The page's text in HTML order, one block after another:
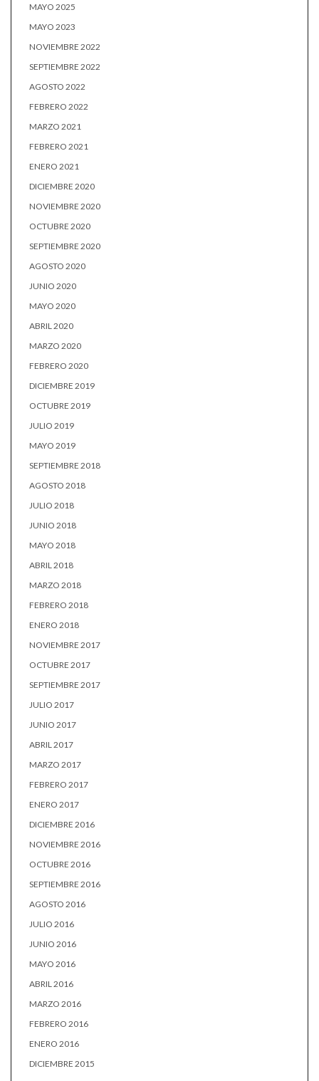
MAYO 2025
MAYO 2023
NOVIEMBRE 2022
SEPTIEMBRE 2022
AGOSTO 2022
FEBRERO 2022
MARZO 2021
FEBRERO 2021
ENERO 2021
DICIEMBRE 2020
NOVIEMBRE 2020
OCTUBRE 2020
SEPTIEMBRE 2020
AGOSTO 2020
JUNIO 2020
MAYO 2020
ABRIL 2020
MARZO 2020
FEBRERO 2020
DICIEMBRE 2019
OCTUBRE 2019
JULIO 2019
MAYO 2019
SEPTIEMBRE 2018
AGOSTO 2018
JULIO 2018
JUNIO 2018
MAYO 2018
ABRIL 2018
MARZO 2018
FEBRERO 2018
ENERO 2018
NOVIEMBRE 2017
OCTUBRE 2017
SEPTIEMBRE 2017
JULIO 2017
JUNIO 2017
ABRIL 2017
MARZO 2017
FEBRERO 2017
ENERO 2017
DICIEMBRE 2016
NOVIEMBRE 2016
OCTUBRE 2016
SEPTIEMBRE 2016
AGOSTO 2016
JULIO 2016
JUNIO 2016
MAYO 2016
ABRIL 2016
MARZO 2016
FEBRERO 2016
ENERO 2016
DICIEMBRE 2015